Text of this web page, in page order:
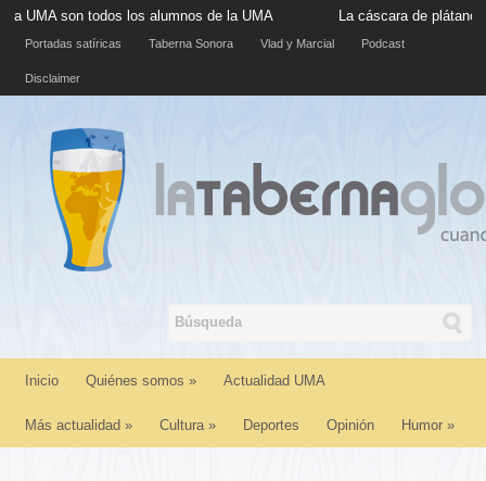
todos los alumnos de la UMA La cáscara de plátano situada
Portadas satíricas Taberna Sonora Vlad y Marcial Podcast
Disclaimer
Inicio Quiénes somos » Actualidad UMA
Más actualidad » Cultura» Deportes Opinión Humor »